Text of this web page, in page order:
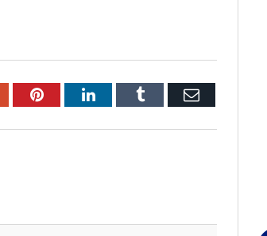
PinterestLinkedInTumblr Email